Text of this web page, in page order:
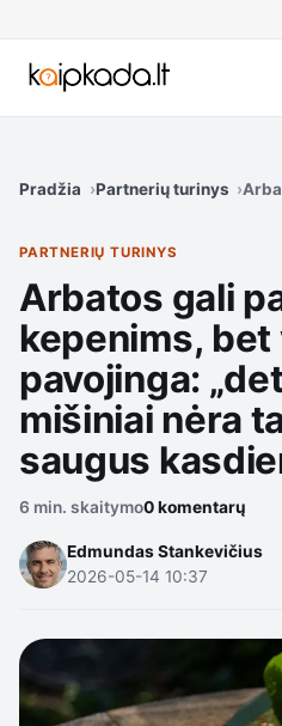
Pradžia Partnerių turinys
PARTNERIŲ TURINYS
Arbatos gali
kepenims, bet
pavojinga:
mišiniai nėra
saugus
6 min. skaitymo0 komentarų
Edmundas Stankevičius
2026-05-14 10:37